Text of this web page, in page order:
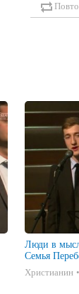
Люди в
Семья
Христианин